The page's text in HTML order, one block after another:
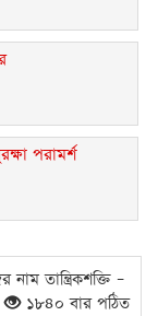
পরামর্শ
তান্ত্রিকশক্তি –
১৮৪০ বার পঠিত